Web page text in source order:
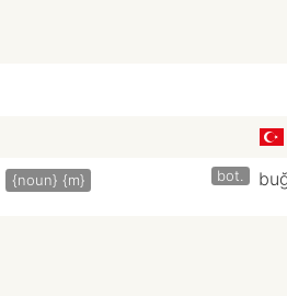
{noun} {m} bot.